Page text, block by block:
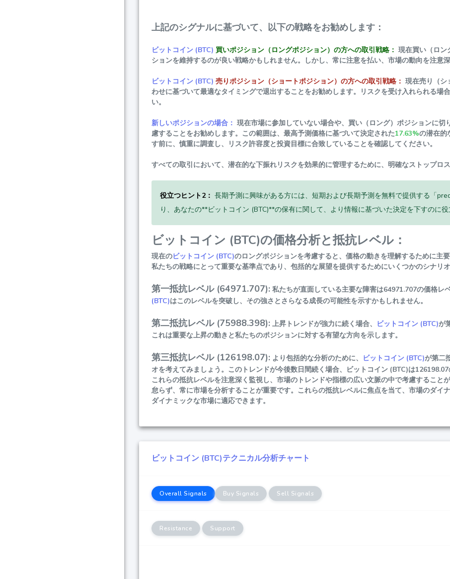
上記のシグナルに基づいて、以下の戦略をお勧めします：
ビットコイン (BTC) 買いポジション（ロングポジション）の方への取引戦略： 現在買い（ロン
ションを維持するのが良い戦略かもしれません。しかし、常に注意を払い、市場の動向を注意
ビットコイン (BTC) 売りポジション（ショートポジション）の方への取引戦略： 現在売り（シ
わせに基づいて最適なタイミングで退出することをお勧めします。リスクを受け入れられる場
い。
新しいポジションの場合： 現在市場に参加していない場合や、買い（ロング）ポジションに
慮することをお勧めします。この範囲は、最高予測価格に基づいて決定された17.63%の潜在的
す前に、慎重に調査し、リスク許容度と投資目標に合致していることを確認してください。
すべての取引において、潜在的な下振れリスクを効果的に管理するために、明確なストップロ
役立つヒント2： 長期予測に興味がある方には、短期および長期予測を無料で提供する「
り、あなたの**ビットコイン (BTC)**の保有に関して、より情報に基づいた決定を下すのに役
ビットコイン (BTC)の価格分析と抵抗レベル：
現在のビットコイン (BTC)のロングポジションを考慮すると、価格の動きを理解するために主
私たちの戦略にとって重要な基準点であり、包括的な展望を提供するためにいくつかのシナリオ
第一抵抗レベル (64971.707): 私たちが直面している主要な障害は64971.707の価格レ
(BTC)はこのレベルを突破し、その強さとさらなる成長の可能性を示すかもしれません。
第二抵抗レベル (75988.398): 上昇トレンドが強力に続く場合、 ビットコイン (BTC)が
これは重要な上昇の動きと私たちのポジションに対する有望な方向を示します。
第三抵抗レベル (126198.07): より包括的な分析のために、 ビットコイン (BTC)が第二
オを考えてみましょう。このトレンドが今後数日間続く場合、ビットコイン (BTC)は
これらの抵抗レベルを注意深く監視し、市場のトレンドや指標の広い文脈の中で考慮することが
怠らず、常に市場を分析することが重要です。これらの抵抗レベルに焦点を当て、市場のダイ
ダイナミックな市場に適応できます。
ビットコイン (BTC)テクニカル分析チャート
Overall Signals Buy Signals Sell Signals
Resistance Support